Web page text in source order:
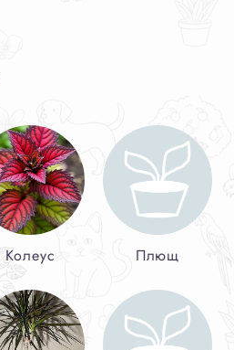
Колеус Плющ